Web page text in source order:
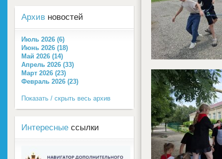
Архив новостей
Июль 2026 (6)
Июнь 2026 (18)
Май 2026 (14)
Апрель 2026 (33)
Март 2026 (23)
Февраль 2026 (23)
Показать / скрыть весь архив
Интересные ссылки